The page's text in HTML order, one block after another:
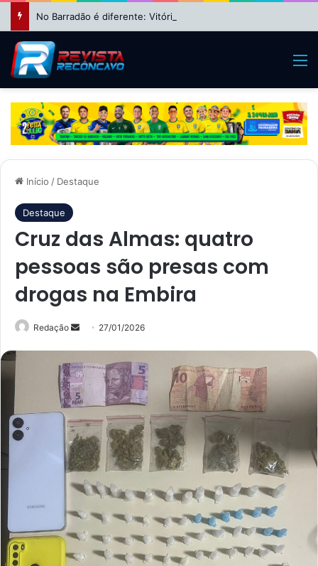
Início / Destaque
Destaque
Cruz das Almas: quatro
pessoas são presas com
drogas na Embira
Redação
Mande
e-
mail
27/01/2026